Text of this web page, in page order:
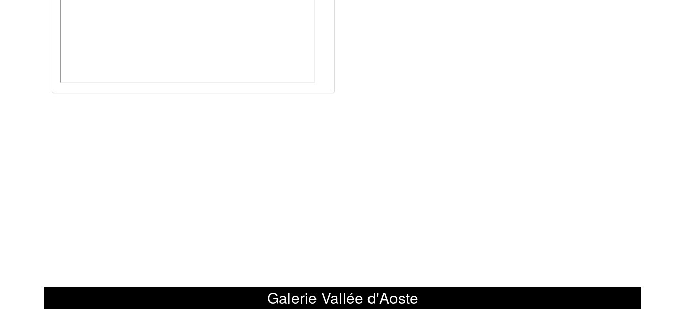
Galerie Vallée d'Aoste